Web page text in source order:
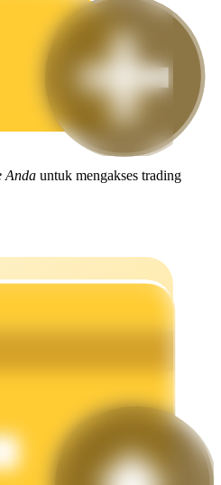
keuntungan
Anda untuk mengakses trading